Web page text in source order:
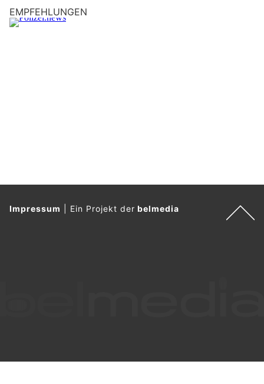
EMPFEHLUNGEN
Impressum Ein Projekt derbelmedia